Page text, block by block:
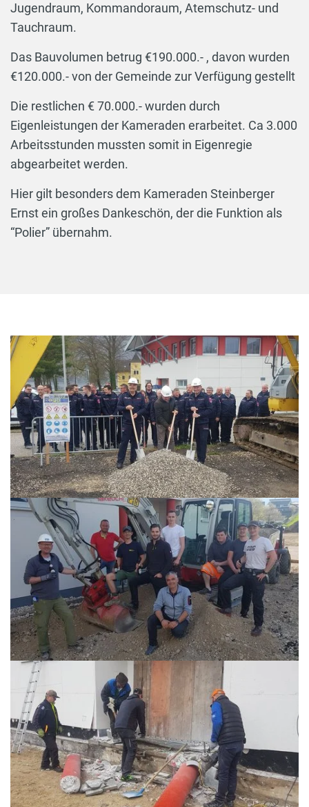
Jugendraum, Kommandoraum, Atemschutz- und
Tauchraum.
Das Bauvolumen betrug €190.000.- , davon wurden
€120.000.- von der Gemeinde zur Verfügung gestellt
Die restlichen € 70.000.- wurden durch
Eigenleistungen der Kameraden erarbeitet. Ca 3.000
Arbeitsstunden mussten somit in Eigenregie
abgearbeitet werden.
Hier gilt besonders dem Kameraden Steinberger
Ernst ein großes Dankeschön, der die Funktion als
“Polier” übernahm.